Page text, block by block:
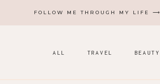
FOLLOW ME THROUGH MY LIFE ⟶
ALL TRAVEL BEAUTY